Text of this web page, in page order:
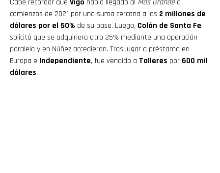
Cabe recordar que Vigo había llegado al Más Grandea
comienzos de 2021 por una suma cercana a los 2 millones de
dólares por el 50% de su pase. Luego, Colón de Santa Fe
solicitó que se adquiriera otro 25% mediante una operación
paralela y en Núñez accedieron. Tras jugar a préstamo en
Europa e Independiente, fue vendido a Talleres por 600 mil
dólares.